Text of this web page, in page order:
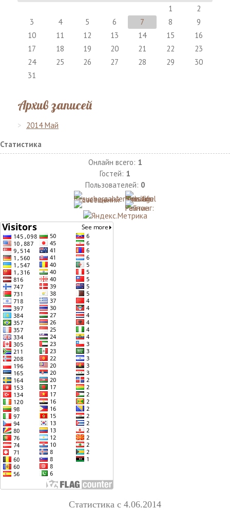
1
2
3
4 5 6 7 8
9
10
11 12 13 14 15
16
17
18 19 20 21 22
23
24
25 26 27 28 29
30
31
Архив записей
2014 Май
Статистика
Онлайн всего: 1
Гостей: 1
Пользователей: 0
Статистика с 4.06.2014